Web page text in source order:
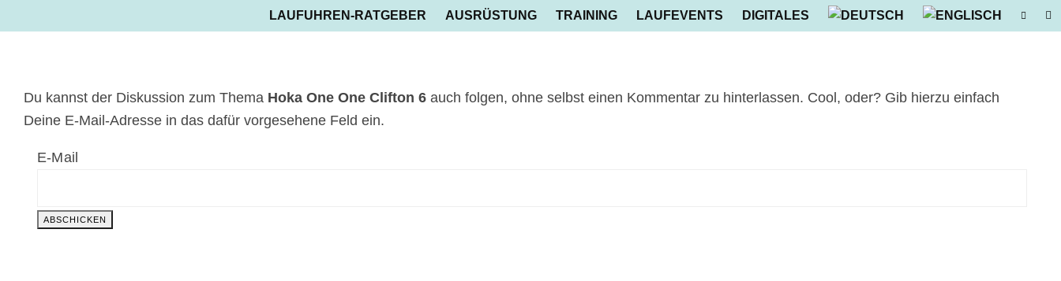
LAUFUHREN-RATGEBER AUSRÜSTUNG TRAINING LAUFEVENTS DIGITALES
Du kannst der Diskussion zum Thema Hoka One One Clifton 6 auch folgen, ohne selbst einen Kommentar zu hinterlassen. Cool, oder? Gib hierzu einfach
Deine E-Mail-Adresse in das dafür vorgesehene Feld ein.
E-Mail